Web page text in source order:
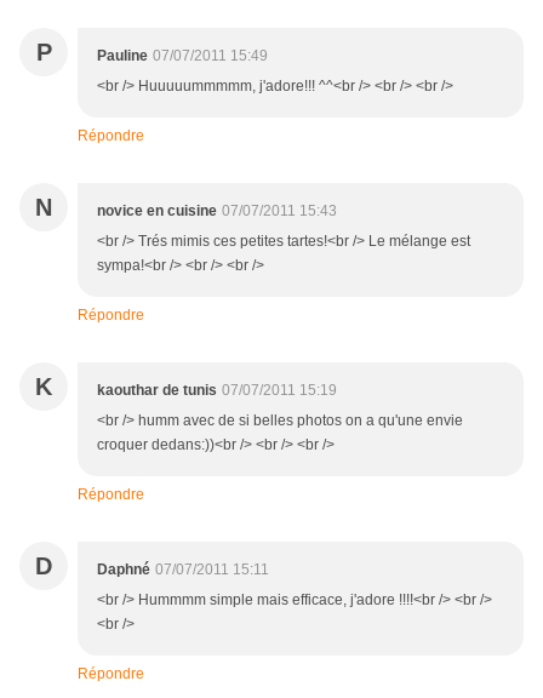
P Pauline 07/07/2011 15:49
<br /> Huuuuummmmm, j'adore!!! ^^<br /> <br /> <br />
Répondre
N novice en cuisine 07/07/2011 15:43
<br /> Trés mimis ces petites tartes!<br /> Le mélange est
sympa!<br /> <br /> <br />
Répondre
K kaouthar de tunis 07/07/2011 15:19
<br /> humm avec de si belles photos on a qu'une envie
croquer dedans:))<br /> <br /> <br />
Répondre
D Daphné 07/07/2011 15:11
<br /> Hummmm simple mais efficace, j'adore !!!!<br /> <br />
<br />
Répondre